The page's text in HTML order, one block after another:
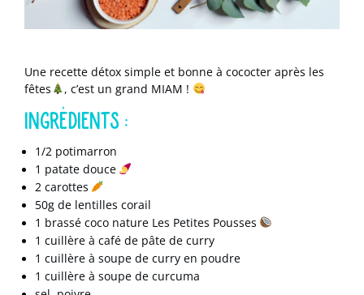
Une recette détox simple et bonne à cococter après les
fêtes
, c’est un grand MIAM !
INGRÉDIENTS :
1/2 potimarron
1 patate douce
2 carottes
50g de lentilles corail
1 brassé coco nature Les Petites Pousses
1 cuillère à café de pâte de curry
1 cuillère à soupe de curry en poudre
1 cuillère à soupe de curcuma